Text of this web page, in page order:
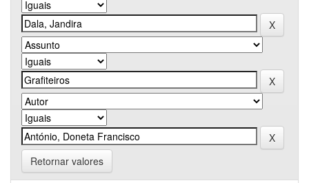
Retornar valores